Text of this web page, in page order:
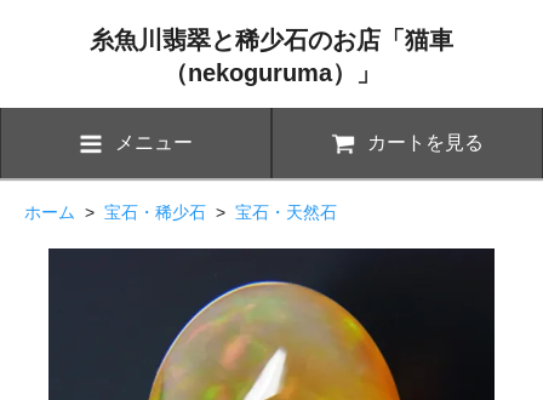
糸魚川翡翠と稀少石のお店「猫車
（nekoguruma）」
メニュー カートを見る
ホーム > 宝石・稀少石 > 宝石・天然石